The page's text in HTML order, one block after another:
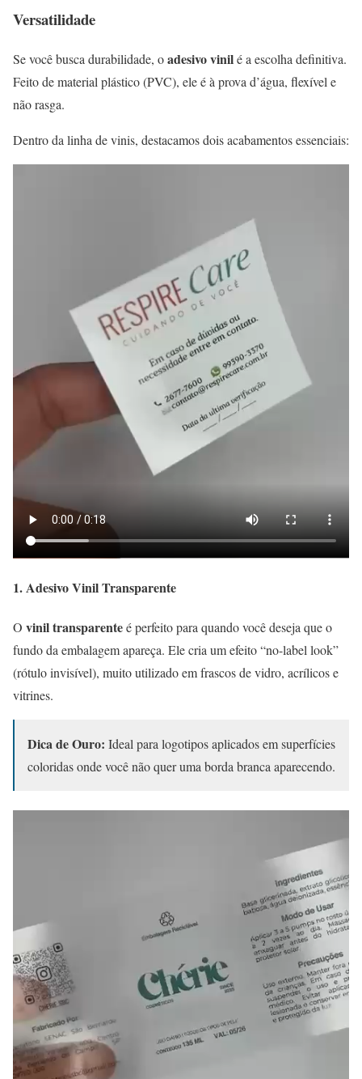
Versatilidade
Se você busca durabilidade, oadesivo vinilé a escolha definitiva.
Feito de material plástico (PVC), ele é à prova d’água, flexível e
não rasga.
Dentro da linha de vinis, destacamos dois acabamentos essenciais:
1. Adesivo Vinil Transparente
O vinil transparenteé perfeito para quando você deseja que o
fundo da embalagem apareça. Ele cria um efeito “no-label look”
(rótulo invisível), muito utilizado em frascos de vidro, acrílicos e
vitrines.
Dica de Ouro: Ideal para logotipos aplicados em superfícies
coloridas onde você não quer uma borda branca aparecendo.